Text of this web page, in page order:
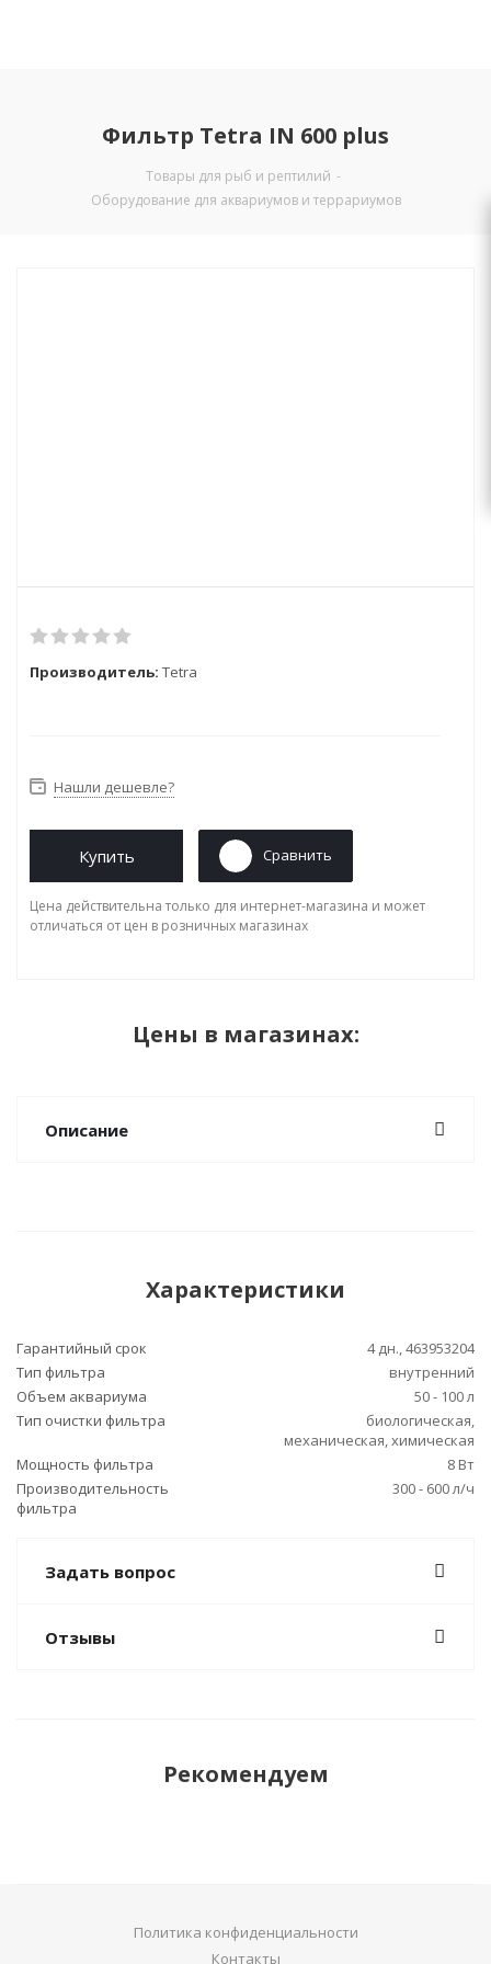
Фильтр Tetra IN 600 plus
Товары для рыб и рептилий -
Оборудование для аквариумов и террариумов
Производитель: Tetra
Нашли дешевле?
Купить Сравнить
Цена действительна только для интернет-магазина и может
отличаться от цен в розничных магазинах
Цены в магазинах:
Описание
Характеристики
Гарантийный срок
4 дн., 463953204
Тип фильтра
внутренний
Объем аквариума
50 - 100 л
Тип очистки фильтра
биологическая,
механическая, химическая
Мощность фильтра
8 Вт
Производительность
фильтра
300 - 600 л/ч
Задать вопрос
Отзывы
Рекомендуем
Политика конфиденциальности
Контакты